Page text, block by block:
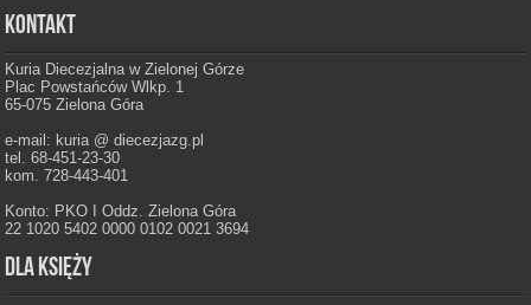
Kontakt
Kuria Diecezjalna w Zielonej Górze
Plac Powstańców Wlkp. 1
65-075 Zielona Góra
e-mail: kuria @ diecezjazg.pl
tel. 68-451-23-30
kom. 728-443-401
Konto: PKO I Oddz. Zielona Góra
22 1020 5402 0000 0102 0021 3694
Dla księży